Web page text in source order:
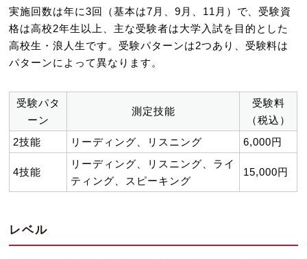
実施回数は年に3回（基本は7月、9月、11月）で、受験資
格は高校2年生以上、主な受験者は大学入試を目的とした
高校生・浪人生です。受験パターンは2つあり、受験料は
パターンによって異なります。
受験パタ
ーン
測定技能
受験料
（税込）
2技能
リーディング、リスニング 6,000円
4技能
リーディング、リスニング、ライ
ティング、スピーキング
15,000円
レベル